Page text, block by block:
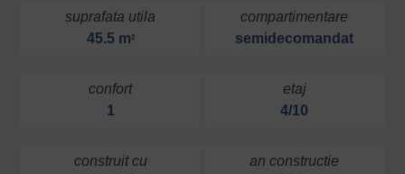
suprafata utila
45.5 m2
compartimentare
semidecomandat
confort
1
etaj
4/10
construit cu
an constructie